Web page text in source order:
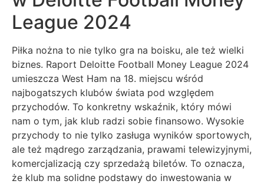
League 2024
Piłka nożna to nie tylko gra na boisku, ale też wielki
biznes. Raport Deloitte Football Money League 2024
umieszcza West Ham na 18. miejscu wśród
najbogatszych klubów świata pod względem
przychodów. To konkretny wskaźnik, który mówi
nam o tym, jak klub radzi sobie finansowo. Wysokie
przychody to nie tylko zasługa wyników sportowych,
ale też mądrego zarządzania, prawami telewizyjnymi,
komercjalizacją czy sprzedażą biletów. To oznacza,
że klub ma solidne podstawy do inwestowania w